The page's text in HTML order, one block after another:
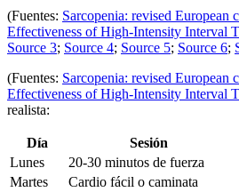
(Fuentes: Sarcopenia: revised European
Effectiveness of High-Intensity Interval
Source 3; Source 4; Source 5; Source 6;
(Fuentes: Sarcopenia: revised European
Effectiveness of High-Intensity Interval
realista:
Día
Sesión
Lunes
20-30 minutos de fuerza
Martes
Cardio fácil o caminata